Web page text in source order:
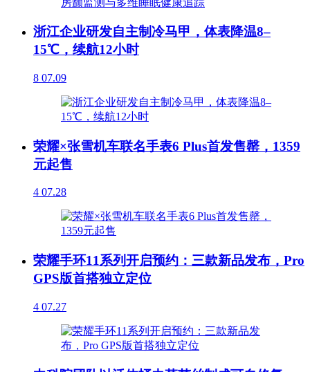
浙江企业研发自主制冷马甲，体表降温8–
15℃，续航12小时
8 07.09
荣耀×张雪机车联名手表6 Plus首发售罄，1359
元起售
4 07.28
荣耀手环11系列开启预约：三款新品发布，Pro
GPS版首搭独立定位
4 07.27